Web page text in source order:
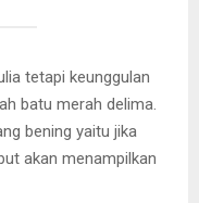
tetapi keunggulan
batu merah delima.
bening yaitu jika
akan menampilkan